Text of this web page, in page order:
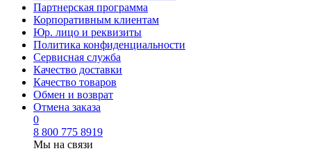
Партнерская программа
Корпоративным клиентам
Юр. лицо и реквизиты
Политика конфиденциальности
Сервисная служба
Качество доставки
Качество товаров
Обмен и возврат
Отмена заказа
0
8 800 775 8919
Мы на связи